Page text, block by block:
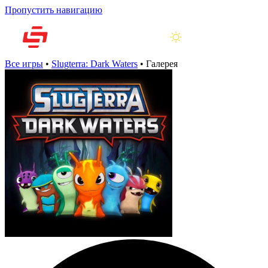
Пропустить навигацию
Все игры • Slugterra: Dark Waters • Галерея